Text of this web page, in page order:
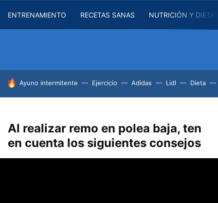
ENTRENAMIENTO RECETAS SANAS NUTRICIÓN Y
HOY SE HABLA DE
Ayuno intermitente Ejercicio Adidas Lidl Dieta
Al realizar remo en polea baja, ten
en cuenta los siguientes consejos